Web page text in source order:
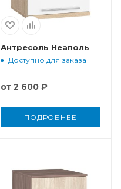
Антресоль Неаполь
Доступно для заказа
от 2 600 ₽
ПОДРОБНЕЕ